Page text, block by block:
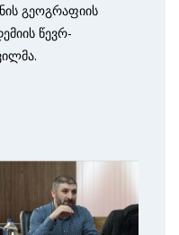
გეოგრაფიის
წევრ-